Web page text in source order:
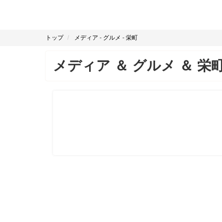
トップ メディア - グルメ - 栄町
メディア ＆ グルメ ＆ 栄